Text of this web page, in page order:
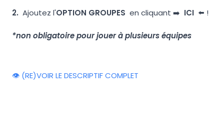
2. Ajoutez l'OPTION GROUPES en cliquant ➡️ ICI ⬅️ !
*non obligatoire pour jouer à plusieurs équipes
👁️ (RE)VOIR LE DESCRIPTIF COMPLET